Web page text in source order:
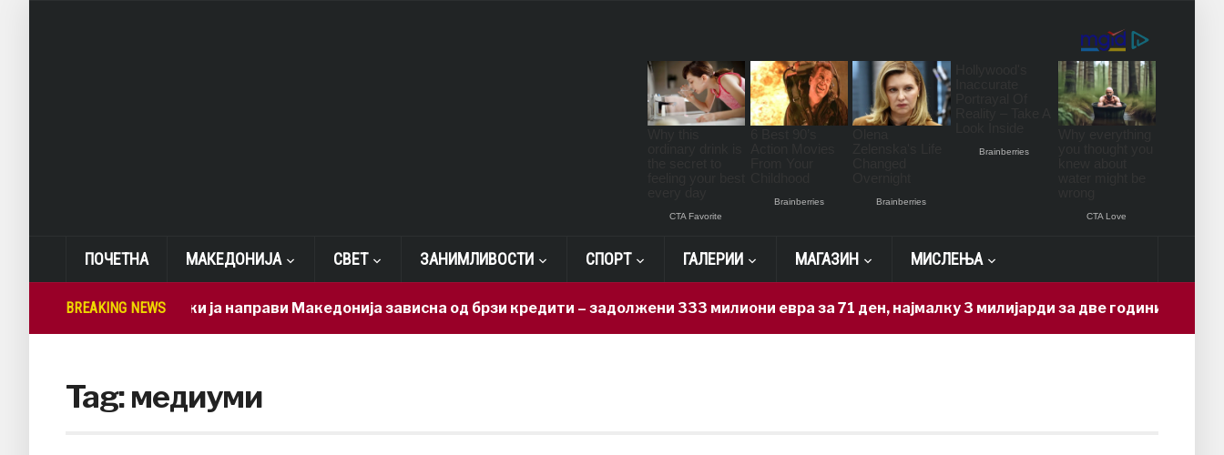
ПОЧЕТНА МАКЕДОНИЈА СВЕТ ЗАНИМЛИВОСТИ СПОРТ ГАЛЕРИИ МАГАЗИН МИСЛЕЊА
BREAKING NEWS
Мицкоски ја направи Македонија зависна од брзи кредити – задолжени 333 милиони евра за 71 ден, најмалку 3 милијарди за две години
Tag:медиуми